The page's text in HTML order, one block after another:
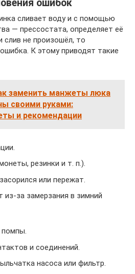
ошибок
сливает воду и с помощью
— прессостата, определяет её
слив не произошёл, то
К этому приводят такие
заменить манжеты люка
своими руками:
и рекомендации
резинки и т. п.).
или пережат.
из-за замерзания в зимний
помпы.
и соединений.
насоса или фильтр.